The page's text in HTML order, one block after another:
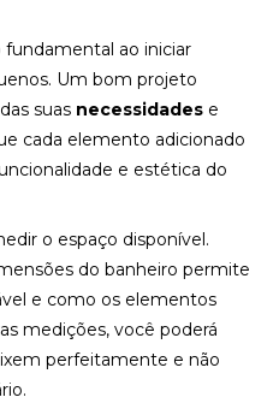
ao iniciar
Um bom projeto
suas necessidades e
cada elemento adicionado
e estética do
o espaço disponível.
do banheiro permite
e como os elementos
medições, você poderá
perfeitamente e não